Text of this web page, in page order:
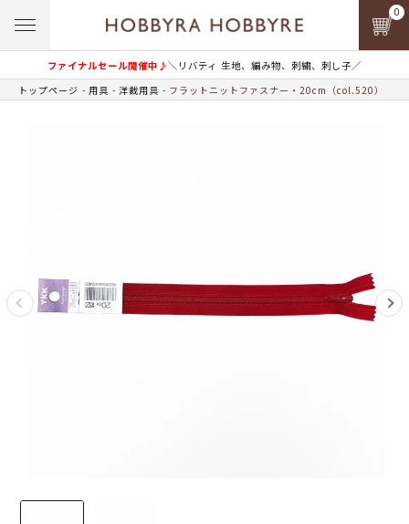
ファイナルセール開催中♪＼リバティ 生地、編み物、刺繍、刺し子／
0
トップページ 用具 洋裁用具 フラットニットファスナー・20cm（col.520）